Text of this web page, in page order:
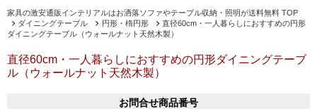
家具の激安通販インテリアルはお洒落ソファやテーブル収納・照明が送料無料 TOP
ダイニングテーブル
円形・楕円形
直径60cm・一人暮らしにおすすめの円形
ダイニングテーブル（ウォールナット天然木製）
直径60cm・一人暮らしにおすすめの円形ダイニングテーブ
ル（ウォールナット天然木製）
お問合せ商品番号